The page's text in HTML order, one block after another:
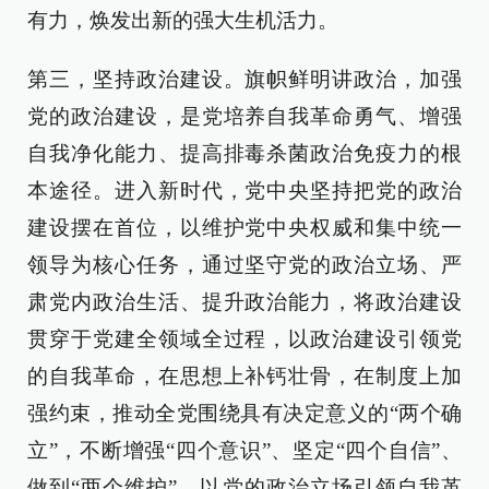
有力，焕发出新的强大生机活力。
第三，坚持政治建设。旗帜鲜明讲政治，加强
党的政治建设，是党培养自我革命勇气、增强
自我净化能力、提高排毒杀菌政治免疫力的根
本途径。进入新时代，党中央坚持把党的政治
建设摆在首位，以维护党中央权威和集中统一
领导为核心任务，通过坚守党的政治立场、严
肃党内政治生活、提升政治能力，将政治建设
贯穿于党建全领域全过程，以政治建设引领党
的自我革命，在思想上补钙壮骨，在制度上加
强约束，推动全党围绕具有决定意义的“两个确
立”，不断增强“四个意识”、坚定“四个自信”、